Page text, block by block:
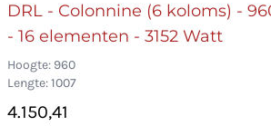
DRL - Colonnine (6 koloms) -
- 16 elementen - 3152 Watt
Hoogte: 960
Lengte: 1007
4.150,41